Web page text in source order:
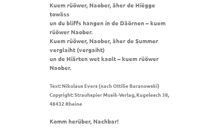
Kuem rüöwer, Naober, äher de Hiëgge
towäss
un du bliffs hangen in de Däörnen – kuem
rüöwer Naober.
Kuem rüöwer, Naober, äher de Summer
verglaiht (vergaiht)
un de Hiärten wet kaolt – kuem rüöwer
Naober.
Text: Nikolaus Evers (nach Ottilie Baranowski)
Copyright: Strauhspier Musik-Verlag, Kugelesch 38,
48432 Rheine
Komm herüber, Nachbar!